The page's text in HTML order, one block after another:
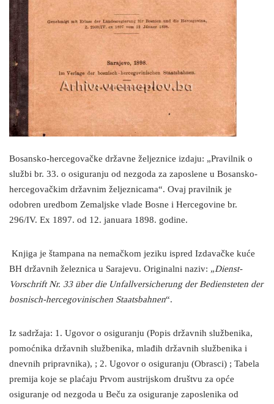
Bosansko-hercegovačke državne željeznice izdaju: „Pravilnik o
službi br. 33. o osiguranju od nezgoda za zaposlene u Bosansko-
hercegovačkim državnim željeznicama“. Ovaj pravilnik je
odobren uredbom Zemaljske vlade Bosne i Hercegovine br.
296/IV. Ex 1897. od 12. januara 1898. godine.
Knjiga je štampana na nemačkom jeziku ispred Izdavačke kuće
BH državnih železnica u Sarajevu. Originalni naziv: „Dienst-
Vorschrift Nr. 33 über die Unfallversicherung der Bediensteten der
bosnisch-hercegovinischen Staatsbahnen“.
Iz sadržaja: 1. Ugovor o osiguranju (Popis državnih službenika,
pomoćnika državnih službenika, mlađih državnih službenika i
dnevnih pripravnika), ; 2. Ugovor o osiguranju (Obrasci) ; Tabela
premija koje se plaćaju Prvom austrijskom društvu za opće
osiguranje od nezgoda u Beču za osiguranje zaposlenika od